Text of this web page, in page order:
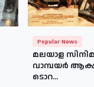
Popular News
മലയാള
വാമ്പയർ
ടൊറ...